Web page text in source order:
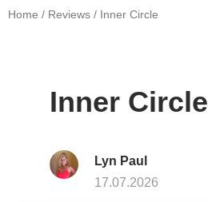
Home / Reviews / Inner Circle
Inner Circle
Lyn Paul
17.07.2026